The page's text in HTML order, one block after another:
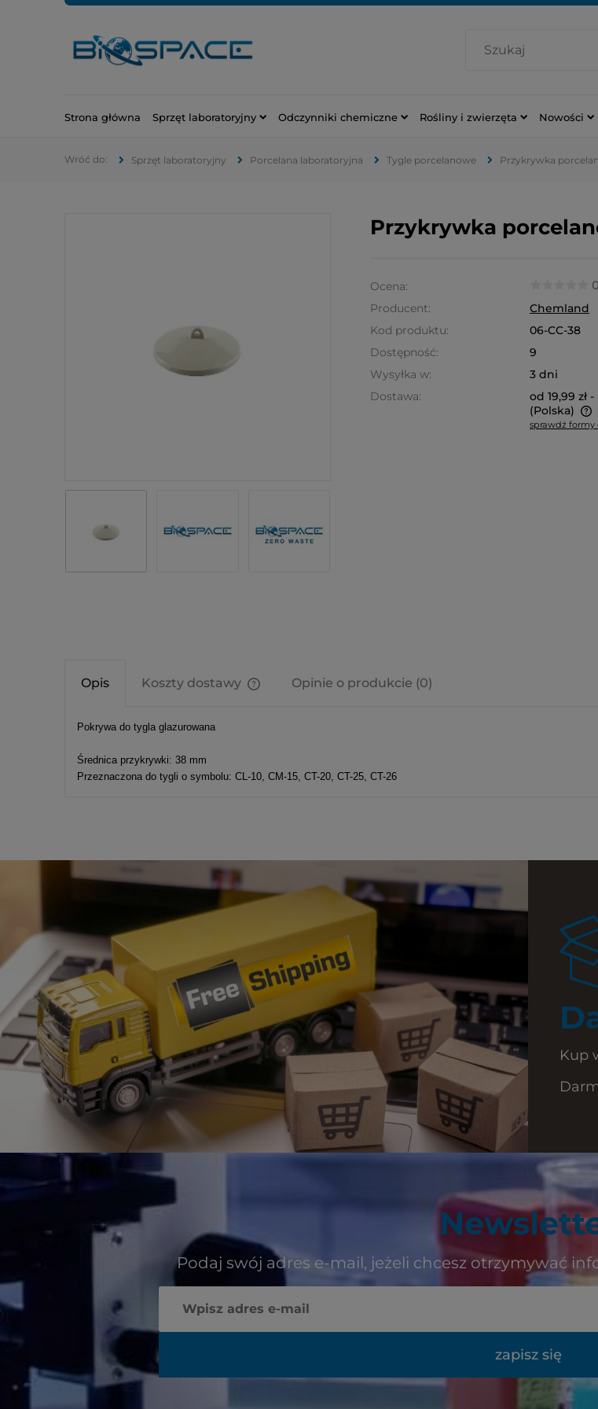
Strona główna Sprzęt laboratoryjny Odczynniki chemiczne Rośliny i zwierzęta Nowości
Sprzęt laboratoryjny Porcelana laboratoryjna Tygle porcelanowe Przykrywka
Przykrywka
Ocena:
Producent:
Chemland
Kod produktu:
06-CC-38
Dostępność:
9
Wysyłka w:
3 dni
Dostawa:
od 19,99 zł -
(Polska)
sprawdź formy
Opis Koszty dostawy Opinie o produkcie (0)
Pokrywa do tygla glazurowana
Średnica przykrywki: 38 mm
Przeznaczona do tygli o symbolu: CL-10, CM-15, CT-20, CT-25, CT-26
Kup
Podaj swój adres e-mail, jeżeli chcesz otrzymywać
zapisz się